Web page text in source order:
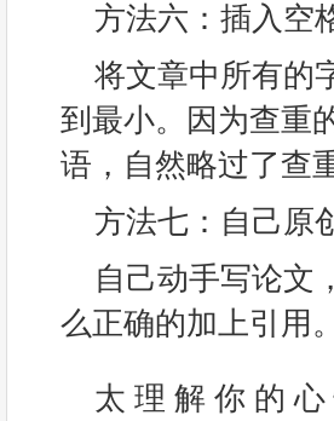
方法六：插入空
将文章中所有的
到最小。因为查重
语，自然略过了查
方法七：自己原
自己动手写论文
么正确的加上引用。
太 理 解 你 的